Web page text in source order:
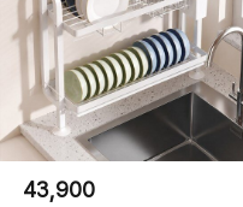
43,900